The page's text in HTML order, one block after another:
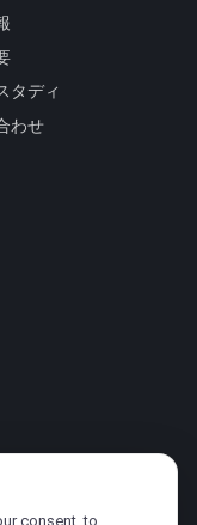
タディ
わせ
consent, to